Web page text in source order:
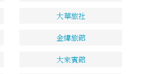
大華旅社
金緯旅館
大來賓館